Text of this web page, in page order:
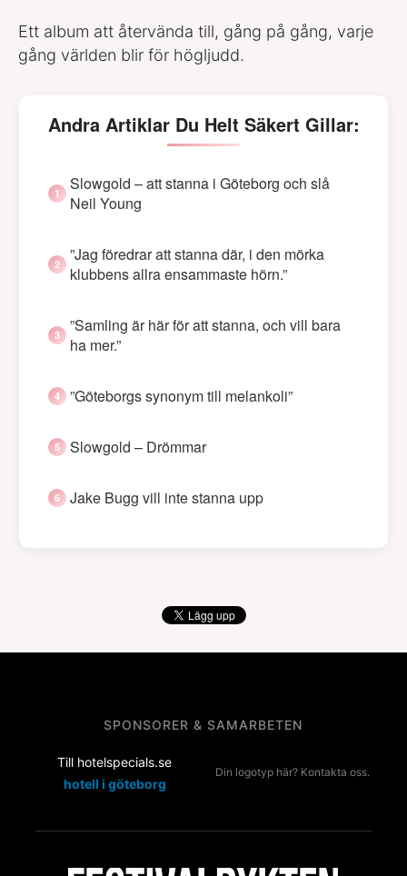
Ett album att återvända till, gång på gång, varje
gång världen blir för högljudd.
Andra Artiklar Du Helt Säkert Gillar:
Slowgold – att stanna i Göteborg och slå
Neil Young
”Jag föredrar att stanna där, i den mörka
klubbens allra ensammaste hörn.”
”Samling är här för att stanna, och vill bara
ha mer.”
”Göteborgs synonym till melankoli”
Slowgold – Drömmar
Jake Bugg vill inte stanna upp
SPONSORER & SAMARBETEN
Till hotelspecials.se
hotell i göteborg
Din logotyp här? Kontakta oss.